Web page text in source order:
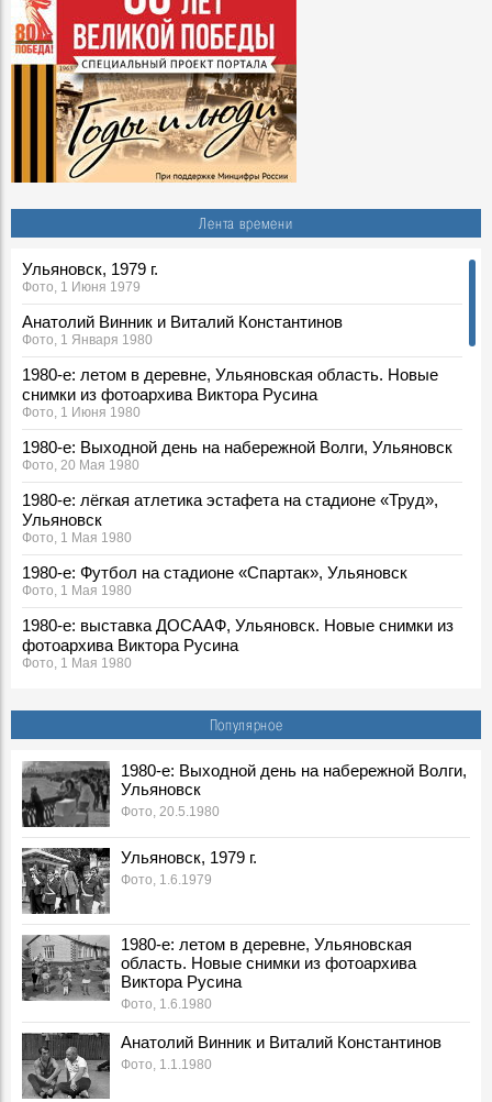
Лента времени
Ульяновск, 1979 г.
Фото, 1 Июня 1979
Анатолий Винник и Виталий Константинов
Фото, 1 Января 1980
1980-е: летом в деревне, Ульяновская область. Новые
снимки из фотоархива Виктора Русина
Фото, 1 Июня 1980
1980-е: Выходной день на набережной Волги, Ульяновск
Фото, 20 Мая 1980
1980-е: лёгкая атлетика эстафета на стадионе «Труд»,
Ульяновск
Фото, 1 Мая 1980
1980-е: Футбол на стадионе «Спартак», Ульяновск
Фото, 1 Мая 1980
1980-е: выставка ДОСААФ, Ульяновск. Новые снимки из
фотоархива Виктора Русина
Фото, 1 Мая 1980
Новые снимки из фотоархива Виктора Русина
Фото, 30 Апреля 1980
1980-е: посевная, Ульяновская область. Новые снимки из
фотоархива Виктора Русина
Фото, 1 Мая 1980
1980-е: на производстве, стройках и в сельском
хозяйстве Ульяновской области. Новые снимки из
фотоархива Виктора Русина
Фото, 1 Мая 1980
Легендарного тренера Геннадия Климова похоронят на
Северном кладбище
Герои, 31 Марта 2026
Ледоход на Волге, вид на Речной порт. 1980-е, Ульяновск
Фото, 10 Апреля 1980
Покраска "Метеора" к навигации, 1980-е годы. Ульяновск
Фото, 1 Мая 1980
Популярное
1980-е: Выходной день на набережной Волги,
Ульяновск
Фото, 20.5.1980
Ульяновск, 1979 г.
Фото, 1.6.1979
1980-е: летом в деревне, Ульяновская
область. Новые снимки из фотоархива
Виктора Русина
Фото, 1.6.1980
Анатолий Винник и Виталий Константинов
Фото, 1.1.1980